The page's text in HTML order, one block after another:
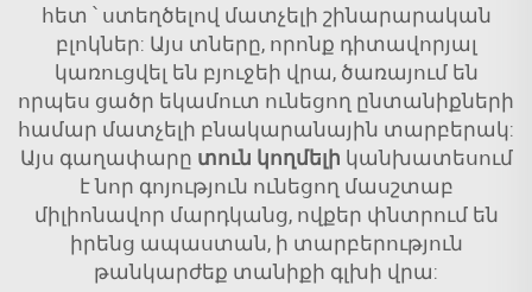
հետ ՝ ստեղծելով մատչելի շինարարական
բլոկներ: Այս տները, որոնք դիտավորյալ
կառուցվել են բյուջեի վրա, ծառայում են
որպես ցածր եկամուտ ունեցող ընտանիքների
համար մատչելի բնակարանային տարբերակ:
Այս գաղափարը տուն կողմելի կանխատեսում
է նոր գոյություն ունեցող մասշտաբ
միլիոնավոր մարդկանց, ովքեր փնտրում են
իրենց ապաստան, ի տարբերություն
թանկարժեք տանիքի գլխի վրա: